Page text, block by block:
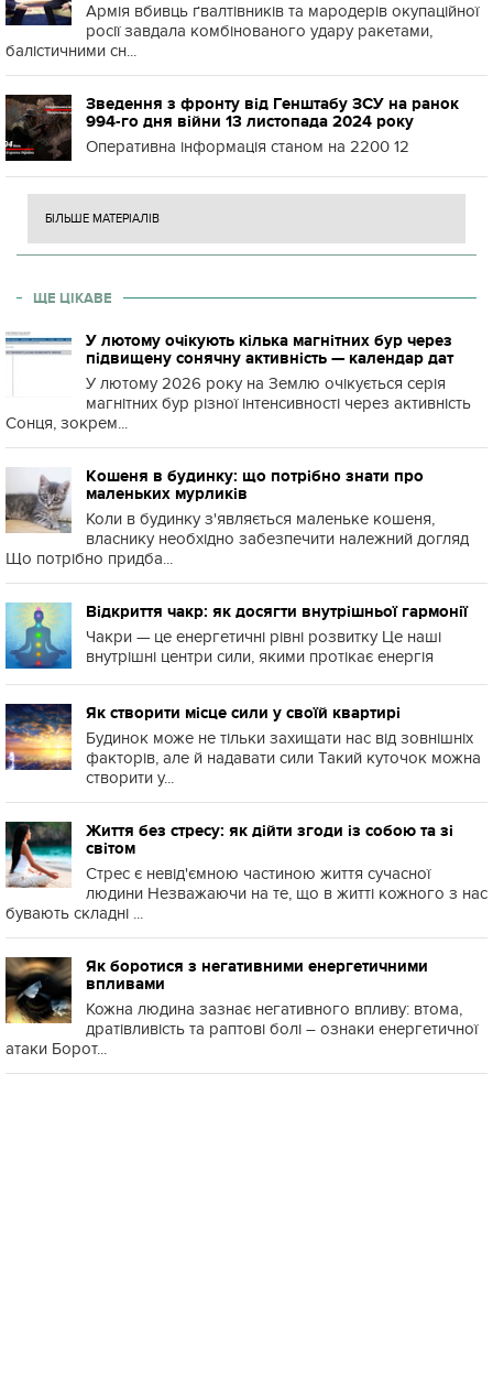
Армія вбивць ґвалтівників та мародерів окупаційної
росії завдала комбінованого удару ракетами,
балістичними сн...
Зведення з фронту від Генштабу ЗСУ на ранок
994-го дня війни 13 листопада 2024 року
Оперативна інформація станом на 2200 12
БІЛЬШЕ МАТЕРІАЛІВ
ЩЕ ЦІКАВЕ
У лютому очікують кілька магнітних бур через
підвищену сонячну активність — календар дат
У лютому 2026 року на Землю очікується серія
магнітних бур різної інтенсивності через активність
Сонця, зокрем...
Кошеня в будинку: що потрібно знати про
маленьких мурликів
Коли в будинку з'являється маленьке кошеня,
власнику необхідно забезпечити належний догляд
Що потрібно придба...
Відкриття чакр: як досягти внутрішньої гармонії
Чакри — це енергетичні рівні розвитку Це наші
внутрішні центри сили, якими протікає енергія
Як створити місце сили у своїй квартирі
Будинок може не тільки захищати нас від зовнішніх
факторів, але й надавати сили Такий куточок можна
створити у...
Життя без стресу: як дійти згоди із собою та зі
світом
Стрес є невід'ємною частиною життя сучасної
людини Незважаючи на те, що в житті кожного з нас
бувають складні ...
Як боротися з негативними енергетичними
впливами
Кожна людина зазнає негативного впливу: втома,
дратівливість та раптові болі – ознаки енергетичної
атаки Борот...